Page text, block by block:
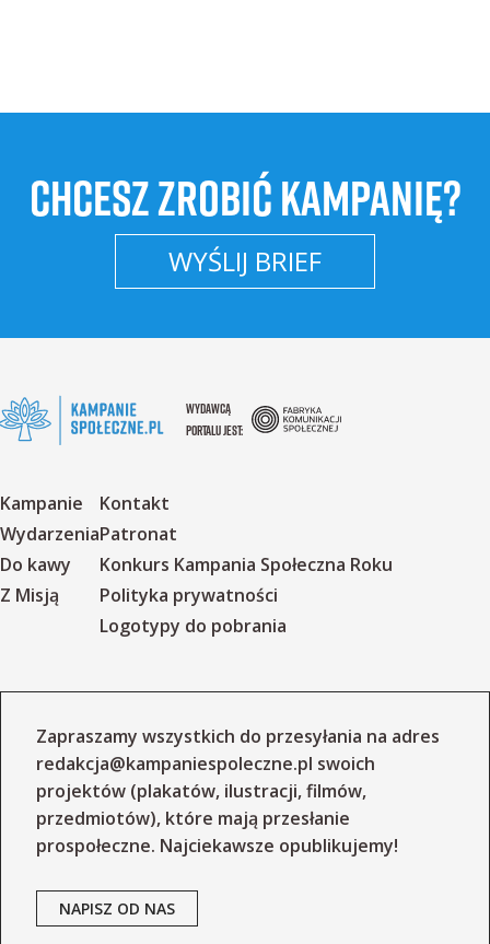
CHCESZ ZROBIĆ KAMPANIĘ?
WYŚLIJ BRIEF
WYDAWCĄ
PORTALU JEST:
Kampanie
Wydarzenia
Do kawy
Z Misją
Kontakt
Patronat
Konkurs Kampania Społeczna Roku
Polityka prywatności
Logotypy do pobrania
Zapraszamy wszystkich do przesyłania na adres
redakcja@kampaniespoleczne.pl swoich
projektów (plakatów, ilustracji, filmów,
przedmiotów), które mają przesłanie
prospołeczne. Najciekawsze opublikujemy!
NAPISZ OD NAS